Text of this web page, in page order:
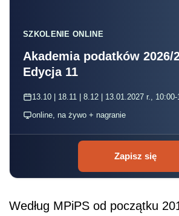
SZKOLENIE ONLINE
Akademia podatków 2026/
Edycja 11
13.10 | 18.11 | 8.12 | 13.01.2027 r., 10:00-
online, na żywo + nagranie
Zapisz się
Według MPiPS od początku